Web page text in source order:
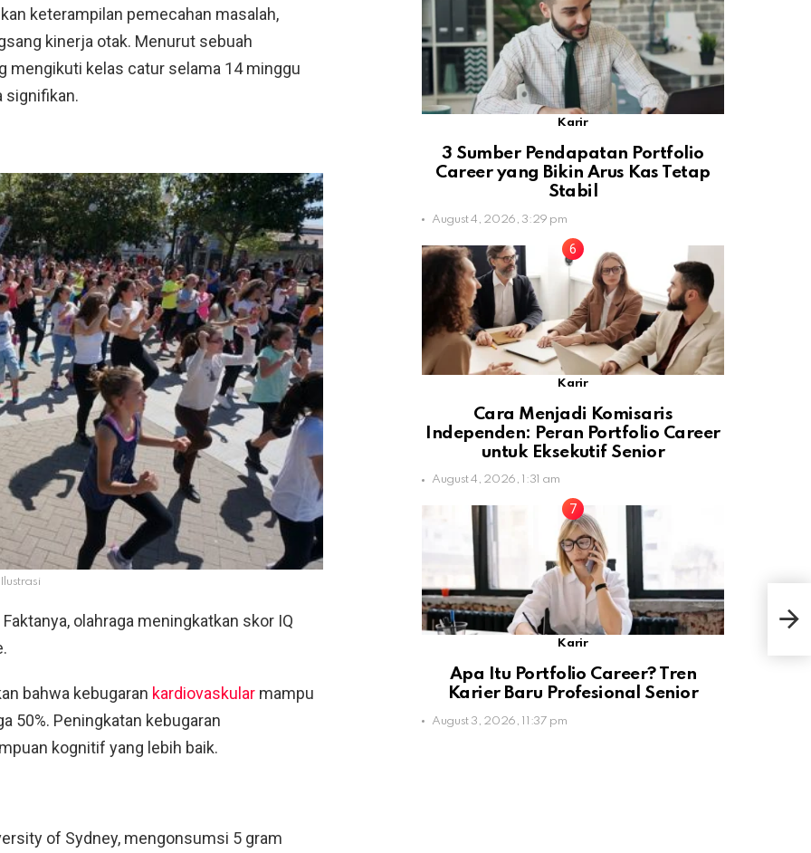
keterampilan pemecahan masalah,
kinerja otak. Menurut sebuah
mengikuti kelas catur selama 14 minggu
signifikan.
Ilustrasi
olahraga meningkatkan skor IQ
bahwa kebugaran kardiovaskular mampu
50%. Peningkatan kebugaran
kognitif yang lebih baik.
of Sydney, mengonsumsi 5 gram
Karir
3 Sumber Pendapatan Portfolio
Career yang Bikin Arus Kas Tetap
Stabil
August 4, 2026, 3:29 pm
Karir
Cara Menjadi Komisaris
Independen: Peran Portfolio Career
untuk Eksekutif Senior
August 4, 2026, 1:31 am
Karir
Apa Itu Portfolio Career? Tren
Karier Baru Profesional Senior
August 3, 2026, 11:37 pm